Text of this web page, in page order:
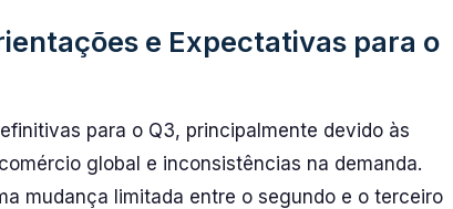
e Expectativas para o
para o Q3, principalmente devido às
global e inconsistências na demanda.
mudança limitada entre o segundo e o terceiro